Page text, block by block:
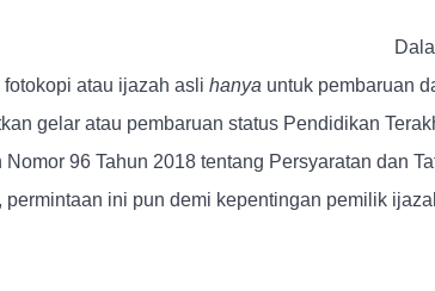
Sipil (Dukcapil).
atau ijazah asli hanya untuk pembaruan
gelar atau pembaruan status Pendidikan
96 Tahun 2018 tentang Persyaratan dan
ini pun demi kepentingan pemilik